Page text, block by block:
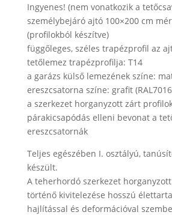
Ingyenes! (nem vonatkozik a
személybejáró ajtó 100×200 cm
(profilokból készítve)
függőleges, széles trapézprofil az
tetőlemez trapézprofilja: T14
a garázs külső lemezének színe:
ereszcsatorna színe: grafit
a szerkezet horganyzott zárt
párakicsapódás elleni bevonat a
ereszcsatornák
Teljes egészében I. osztályú,
készült.
A teherhordó szerkezet
történő kivitelezése hosszú
hajlítással és deformációval